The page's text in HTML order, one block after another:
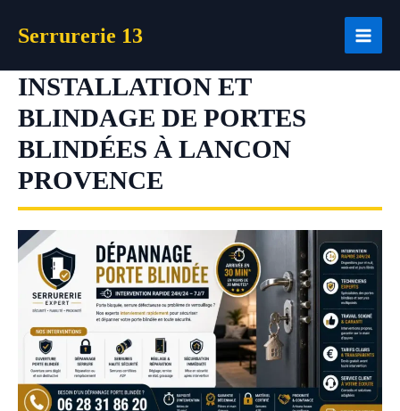
Serrurerie 13
INSTALLATION ET
BLINDAGE DE PORTES
BLINDÉES À LANCON
PROVENCE